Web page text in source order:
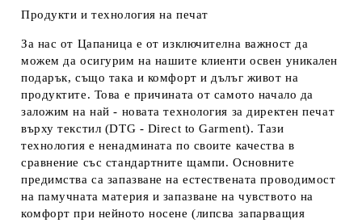
Продукти и технология на печат
За нас от Цапаница е от изключителна важност да
можем да осигурим на нашите клиенти освен уникален
подарък, също така и комфорт и дълъг живот на
продуктите. Това е причината от самото начало да
заложим на най - новата технология за директен печат
върху текстил (DTG - Direct to Garment). Тази
технология е ненадмината по своите качества в
сравнение със стандартните щампи. Основните
предимства са запазване на естествената проводимост
на памучната материя и запазване на чувството на
комфорт при нейното носене (липсва запарващия